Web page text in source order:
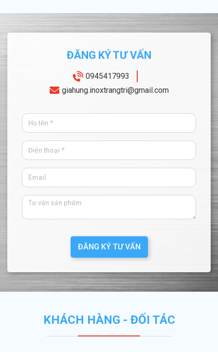
ĐĂNG KÝ TƯ VẤN
0945417993
giahung.inoxtrangtri@gmail.com
ĐĂNG KÝ TƯ VẤN
KHÁCH HÀNG - ĐỐI TÁC